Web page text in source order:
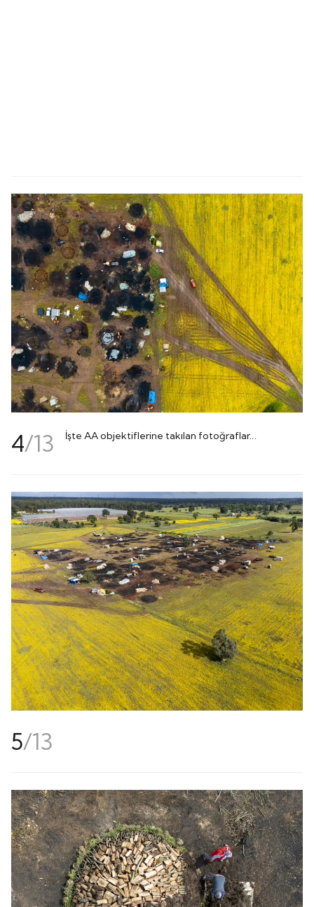
4/13 İşte AA objektiflerine takılan fotoğraflar...
5/13